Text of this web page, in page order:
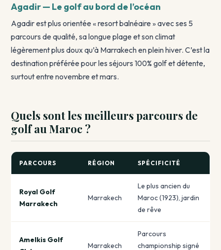
Agadir — Le golf au bord de l’océan
Agadir est plus orientée « resort balnéaire » avec ses 5
parcours de qualité, sa longue plage et son climat
légèrement plus doux qu’à Marrakech en plein hiver. C’est la
destination préférée pour les séjours 100% golf et détente,
surtout entre novembre et mars.
Quels sont les meilleurs parcours de
golf au Maroc ?
PARCOURS RÉGION SPÉCIFICITÉ
Royal Golf
Marrakech
Marrakech
Le plus ancien du
Maroc (1923), jardin
de rêve
Amelkis Golf
Marrakech
Parcours
championship signé